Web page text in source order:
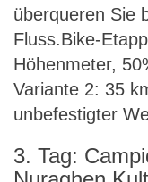
überqueren Sie
Fluss.Bike-
Höhenmeter,
Variante 2: 35
unbefestigter
3. Tag: